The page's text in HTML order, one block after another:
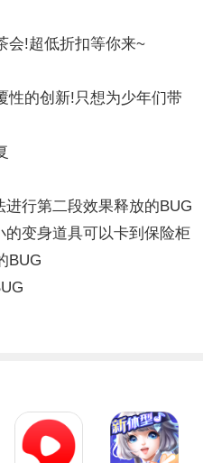
!超低折扣等你来~
的创新!只想为少年们带
行第二段效果释放的BUG
变身道具可以卡到保险柜
BUG